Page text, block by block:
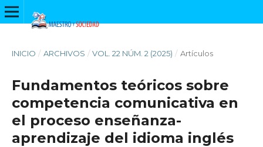
INICIO / ARCHIVOS / VOL. 22 NÚM. 2 (2025) / Artículos
Fundamentos teóricos sobre
competencia comunicativa en
el proceso enseñanza-
aprendizaje del idioma inglés